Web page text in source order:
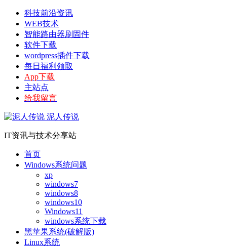
科技前沿资讯
WEB技术
智能路由器刷固件
软件下载
wordpress插件下载
每日福利领取
App下载
主站点
给我留言
泥人传说
IT资讯与技术分享站
首页
Windows系统问题
xp
windows7
windows8
windows10
Windows11
windows系统下载
黑苹果系统(破解版)
Linux系统